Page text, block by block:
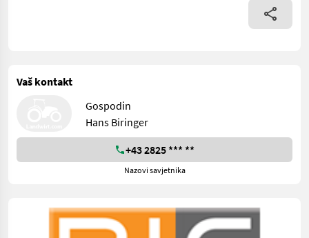
Vaš kontakt
Gospodin
Hans Biringer
+43 2825 *** **
Nazovi savjetnika